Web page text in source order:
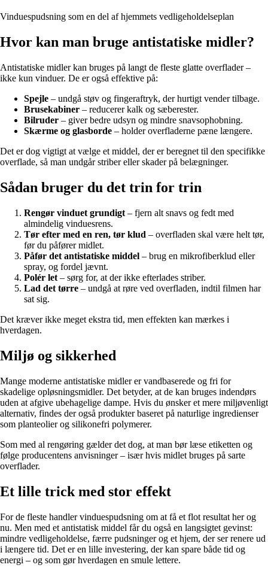
Vinduespudsning som en del af hjemmets vedligeholdelseplan
Hvor kan man bruge antistatiske midler?
Antistatiske midler kan bruges på langt de fleste glatte overflader –
ikke kun vinduer. De er også effektive på:
Spejle – undgå støv og fingeraftryk, der hurtigt vender tilbage.
Brusekabiner – reducerer kalk og sæberester.
Bilruder – giver bedre udsyn og mindre snavsophobning.
Skærme og glasborde – holder overfladerne pæne længere.
Det er dog vigtigt at vælge et middel, der er beregnet til den specifikke
overflade, så man undgår striber eller skader på belægninger.
Sådan bruger du det trin for trin
Rengør vinduet grundigt – fjern alt snavs og fedt med
almindelig vinduesrens.
Tør efter med en ren, tør klud – overfladen skal være helt tør,
før du påfører midlet.
Påfør det antistatiske middel – brug en mikrofiberklud eller
spray, og fordel jævnt.
Polér let – sørg for, at der ikke efterlades striber.
Lad det tørre – undgå at røre ved overfladen, indtil filmen har
sat sig.
Det kræver ikke meget ekstra tid, men effekten kan mærkes i
hverdagen.
Miljø og sikkerhed
Mange moderne antistatiske midler er vandbaserede og fri for
skadelige opløsningsmidler. Det betyder, at de kan bruges indendørs
uden at afgive ubehagelige dampe. Hvis du ønsker et mere miljøvenligt
alternativ, findes der også produkter baseret på naturlige ingredienser
som planteolier og silikonefri polymerer.
Som med al rengøring gælder det dog, at man bør læse etiketten og
følge producentens anvisninger – især hvis midlet bruges på sarte
overflader.
Et lille trick med stor effekt
For de fleste handler vinduespudsning om at få et flot resultat her og
nu. Men med et antistatisk middel får du også en langsigtet gevinst:
mindre vedligeholdelse, færre pudsninger og et hjem, der ser renere ud
i længere tid. Det er en lille investering, der kan spare både tid og
energi – og som gør hverdagen en smule lettere.